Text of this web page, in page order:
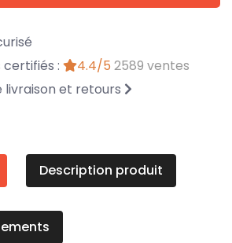
certifiés :
4.4/5 2589 ventes
livraison et retours
Description produit